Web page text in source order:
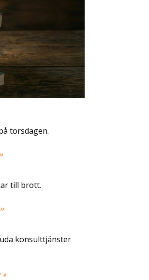
torsdagen.
till brott.
konsulttjänster
»